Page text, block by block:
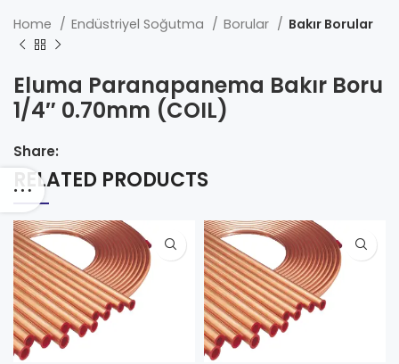
Home Endüstriyel Soğutma Borular Bakır Borular
Eluma Paranapanema Bakır Boru
1/4″ 0.70mm (COIL)
Share:
RELATED PRODUCTS